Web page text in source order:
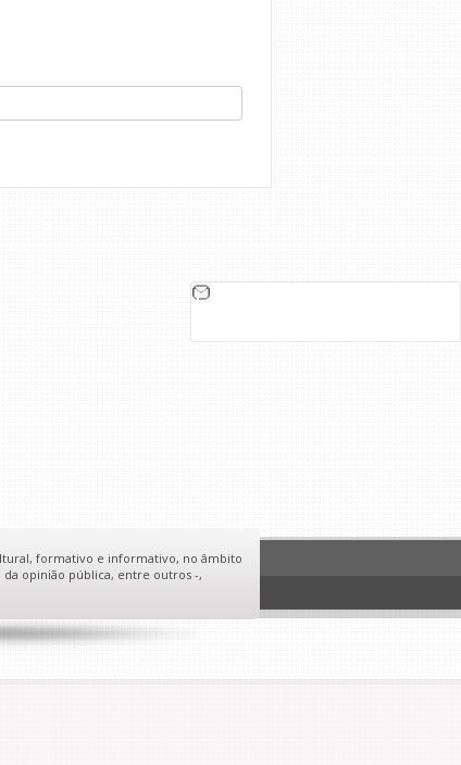
formativo e informativo, no âmbito
opinião pública, entre outros -,